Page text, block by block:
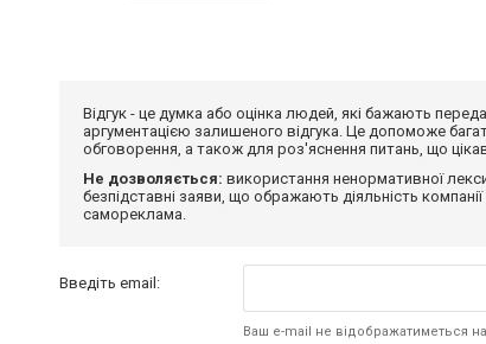
Відгук - це думка або оцінка людей, які бажають
аргументацією залишеного відгука. Це допоможе
обговорення, а також для роз'яснення питань, що
Не дозволяється: використання ненормативної
безпідставні заяви, що ображають діяльність
самореклама.
Введіть email:
Ваш e-mail не відображатиметься на